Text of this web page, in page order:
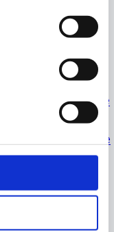
alle
kan bli
er de mest
forskjellige
en trusselaktør
i de teknologiske